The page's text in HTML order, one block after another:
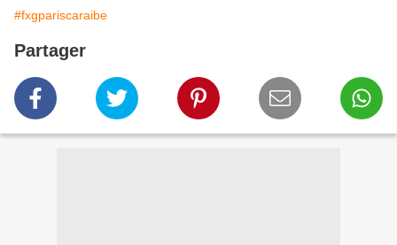
#fxgpariscaraibe
Partager